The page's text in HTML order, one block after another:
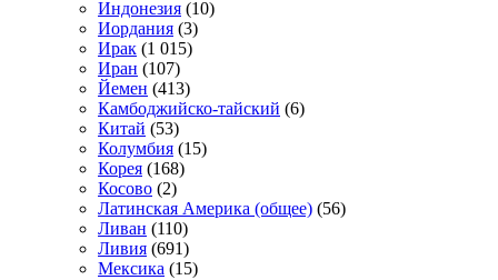
Индонезия (10)
Иордания (3)
Ирак (1 015)
Иран (107)
Йемен (413)
Камбоджийско-тайский (6)
Китай (53)
Колумбия (15)
Корея (168)
Косово (2)
Латинская Америка (общее) (56)
Ливан (110)
Ливия (691)
Мексика (15)